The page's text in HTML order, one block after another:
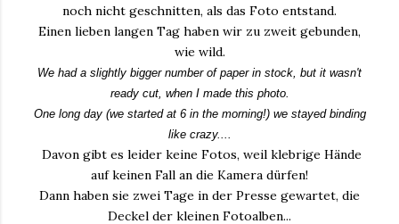
noch nicht geschnitten, als das Foto entstand.
Einen lieben langen Tag haben wir zu zweit gebunden,
wie wild.
We had a slightly bigger number of paper in stock, but it wasn't
ready cut, when I made this photo.
One long day (we started at 6 in the morning!) we stayed binding
like crazy....
Davon gibt es leider keine Fotos, weil klebrige Hände
auf keinen Fall an die Kamera dürfen!
Dann haben sie zwei Tage in der Presse gewartet, die
Deckel der kleinen Fotoalben...